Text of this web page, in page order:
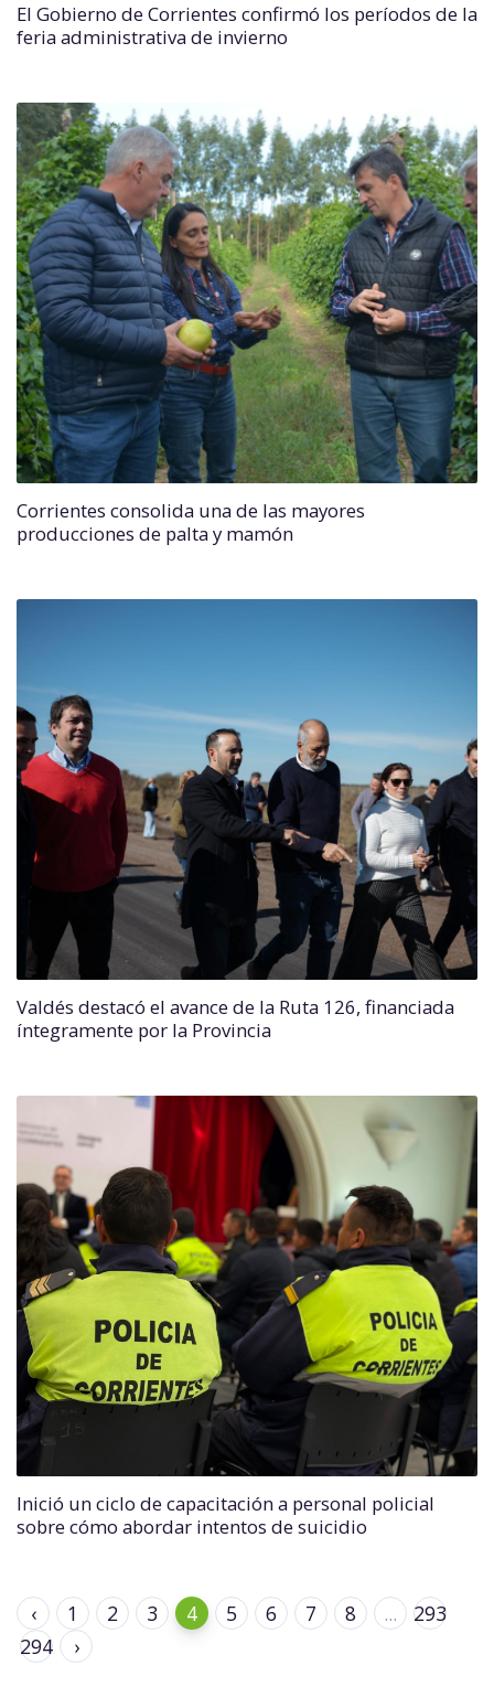
El Gobierno de Corrientes confirmó los períodos de la
feria administrativa de invierno
Corrientes consolida una de las mayores
producciones de palta y mamón
Valdés destacó el avance de la Ruta 126, financiada
íntegramente por la Provincia
Inició un ciclo de capacitación a personal policial
sobre cómo abordar intentos de suicidio
‹ 1 2 3 4 5 6 7 8 ...
293
294
›